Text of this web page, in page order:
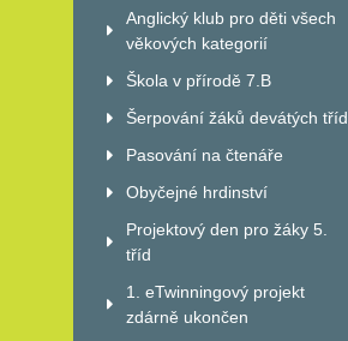
Anglický klub pro děti všech
věkových kategorií
Škola v přírodě 7.B
Šerpování žáků devátých tříd
Pasování na čtenáře
Obyčejné hrdinství
Projektový den pro žáky 5.
tříd
1. eTwinningový projekt
zdárně ukončen